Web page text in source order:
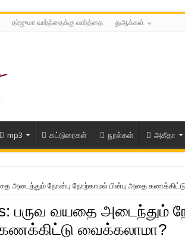
தர்ஜுமா வார்த்தைக்கு வார்த்தை துஆக்கள்
mp3 கட்டுரைகள் நூல்கள் அகீதா
அடைந்தும் நோன்பு நோற்காமல் பின்பு அதை
பருவ வயதை அடைந்தும்
வைக்கலாமா?